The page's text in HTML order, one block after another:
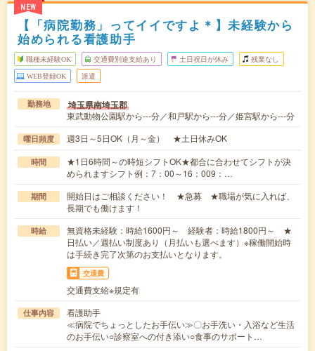
NEW
【「病院勤務」ってイイですよ＊】未経験から
始められる看護助手
職種未経験OK 交通費別途支給あり 土日祝日が休み 残業なし
WEB登録OK 派遣
勤務地 埼玉県南埼玉郡
東武動物公園駅から---分／和戸駅から---分／姫宮駅から---分
曜日頻度 週3日～5日OK（月～金） ★土日休みOK
時間
★1日6時間～の時短シフトOK★都合に合わせてシフトが決
められますシフト例：7：00～16：009：…
期間
開始日はご相談ください！ ★急募 ★職場が気に入れば、
長期でも働けます！
時給
無資格未経験：時給1600円～ 経験者：時給1800円～ ★
日払い／週払い制度あり（月払いも選べます）※稼働開始時
は手続き完了次第のお支払いとなります。
交通費
交通費支給※規定有
仕事内容
看護助手
≪病院でちょっとしたお手伝い≫〇お手洗い・入浴など生活
のお手伝い○診察室への付き添い○食事のサポート…